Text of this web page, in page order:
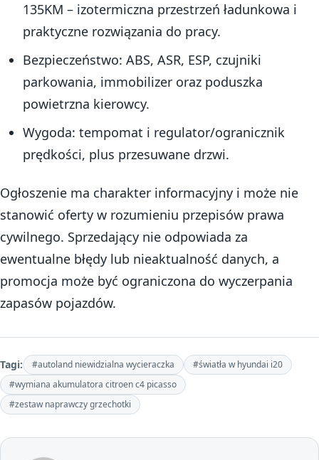
135KM – izotermiczna przestrzeń ładunkowa i
praktyczne rozwiązania do pracy.
Bezpieczeństwo: ABS, ASR, ESP, czujniki
parkowania, immobilizer oraz poduszka
powietrzna kierowcy.
Wygoda: tempomat i regulator/ogranicznik
prędkości, plus przesuwane drzwi.
Ogłoszenie ma charakter informacyjny i może nie
stanowić oferty w rozumieniu przepisów prawa
cywilnego. Sprzedający nie odpowiada za
ewentualne błędy lub nieaktualność danych, a
promocja może być ograniczona do wyczerpania
zapasów pojazdów.
Tagi: #autoland niewidzialna wycieraczka
#światła w hyundai i20
#wymiana akumulatora citroen c4 picasso
#zestaw naprawczy grzechotki